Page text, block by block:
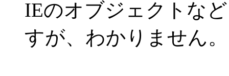
IEのオブジェクトな
すが、わかりません。